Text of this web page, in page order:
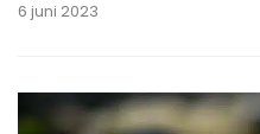
6 juni 2023